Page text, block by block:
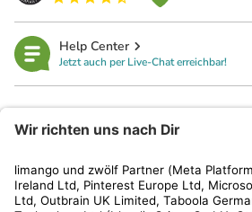
Help Center
Jetzt auch per Live-Chat erreichbar!
Kundenservice